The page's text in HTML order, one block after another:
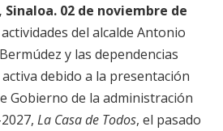
Sinaloa. 02 de noviembre de
del alcalde Antonio
y las dependencias
debido a la presentación
Gobierno de la administración
La Casa de Todos, el pasado